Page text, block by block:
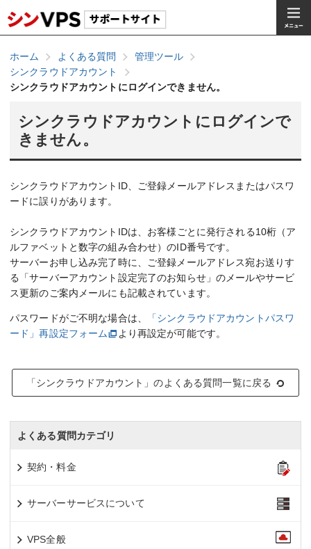
ホーム よくある質問
管理ツール
シンクラウドアカウント
シンクラウドアカウントにログインできません。
シンクラウドアカウントにログインで
きません。
シンクラウドアカウントID、ご登録メールアドレスまたはパスワ
ードに誤りがあります。
シンクラウドアカウントIDは、お客様ごとに発行される10桁（ア
ルファベットと数字の組み合わせ）のID番号です。
サーバーお申し込み完了時に、ご登録メールアドレス宛お送りす
る「サーバーアカウント設定完了のお知らせ」のメールやサービ
ス更新のご案内メールにも記載されています。
パスワードがご不明な場合は、
「シンクラウドアカウントパスワ
ード」再設定フォーム
より再設定が可能です。
「シンクラウドアカウント」のよくある質問一覧に戻る
よくある質問カテゴリ
契約・料金
サーバーサービスについて
VPS全般